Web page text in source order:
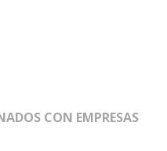
CON EMPRESAS